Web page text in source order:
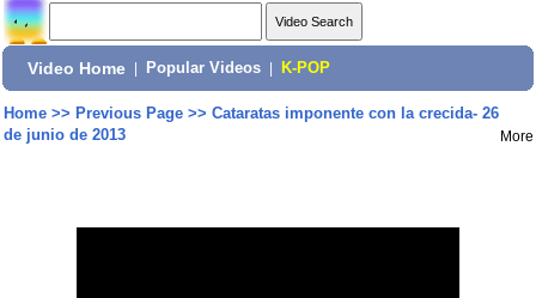
Video Home Popular Videos K-POP
Home>> Previous Page>> Cataratas imponente con la crecida- 26
de junio de 2013
More